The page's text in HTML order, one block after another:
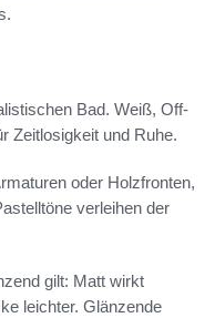
Bad. Weiß, Off-
Zeitlosigkeit und Ruhe.
oder Holzfronten,
verleihen der
gilt: Matt wirkt
leichter. Glänzende